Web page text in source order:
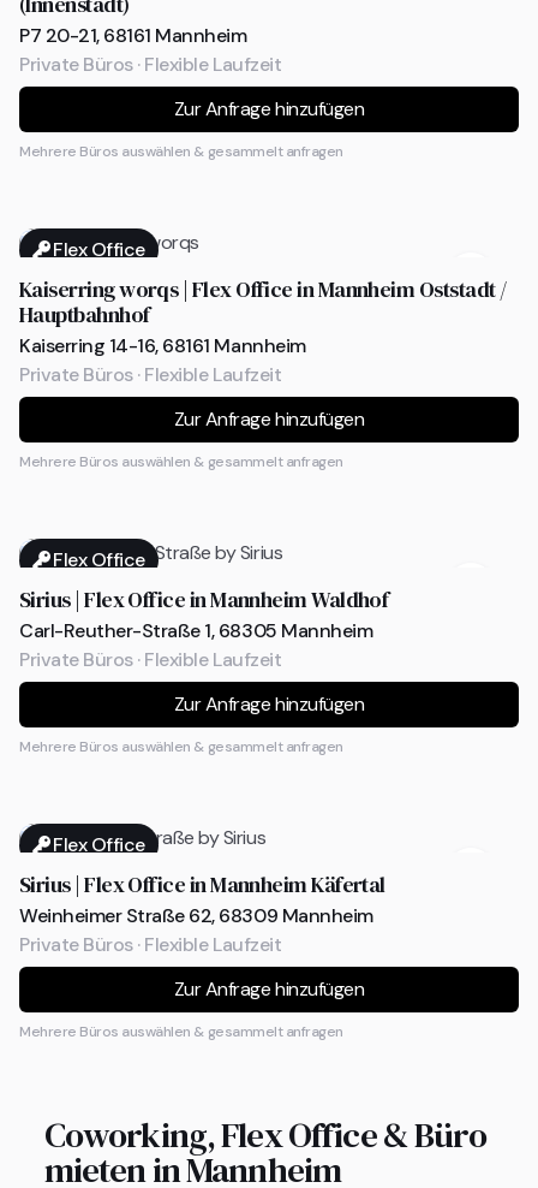
P7 20-21, 68161 Mannheim
Private Büros · Flexible Laufzeit
Zur Anfrage hinzufügen
Mehrere Büros auswählen & gesammelt anfragen
Flex Office
Kaiserring worqs | Flex Office in Mannheim Oststadt /
Hauptbahnhof
Kaiserring 14-16, 68161 Mannheim
Private Büros · Flexible Laufzeit
Zur Anfrage hinzufügen
Mehrere Büros auswählen & gesammelt anfragen
Flex Office
Sirius | Flex Office in Mannheim Waldhof
Carl-Reuther-Straße 1, 68305 Mannheim
Private Büros · Flexible Laufzeit
Zur Anfrage hinzufügen
Mehrere Büros auswählen & gesammelt anfragen
Flex Office
Sirius | Flex Office in Mannheim Käfertal
Weinheimer Straße 62, 68309 Mannheim
Private Büros · Flexible Laufzeit
Zur Anfrage hinzufügen
Mehrere Büros auswählen & gesammelt anfragen
Coworking, Flex Office & Büro
mieten in Mannheim